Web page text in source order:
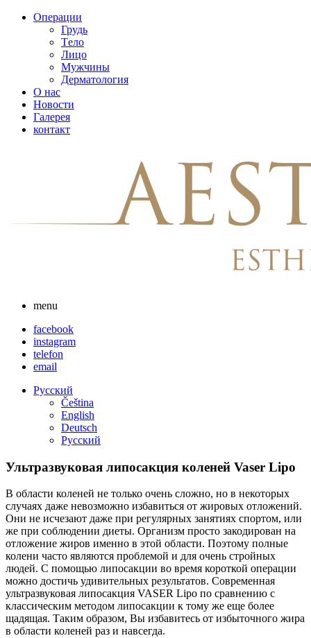
Skip
Операции
Грудь
Tело
Лицо
Мужчины
Дерматология
О нас
Новости
Галерея
контакт
menu
facebook
instagram
telefon
email
Русский
Čeština
English
Deutsch
Русский
Ультразвуковая липосакция коленей Vaser Lipo
В области коленей не только очень сложно, но в некоторых
случаях даже невозможно избавиться от жировых отложений.
Они не исчезают даже при регулярных занятиях спортом, или
же при соблюдении диеты. Организм просто закодирован на
отложение жиров именно в этой области. Поэтому полные
колени часто являются проблемой и для очень стройных
людей. С помощью липосакции во время короткой операции
можно достичь удивительных результатов. Современная
ультразвуковая липосакция VASER Lipo по сравнению с
классическим методом липосакции к тому же еще более
щадящая. Таким образом, Вы избавитесь от избыточного жира
в области коленей раз и навсегда.